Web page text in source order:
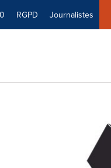
RGPD Journalistes